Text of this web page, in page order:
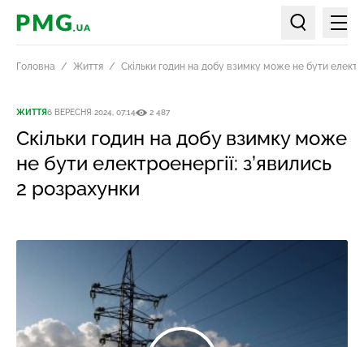
PMG.ua
Пошук по
Головна Життя Скільки годин на добу взимку може не бути
ЖИТТЯ6 ВЕРЕСНЯ 2024, 07:14 2 487
Скільки годин на добу взимку може
не бути електроенергії: з’явились
2 розрахунки